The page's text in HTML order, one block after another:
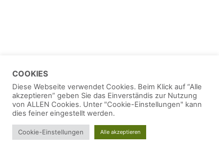
COOKIES
Diese Webseite verwendet Cookies. Beim Klick auf “Alle
akzeptieren” geben Sie das Einverständis zur Nutzung
von ALLEN Cookies. Unter "Cookie-Einstellungen" kann
dies feiner eingestellt werden.
Cookie-Einstellungen Alle akzeptieren